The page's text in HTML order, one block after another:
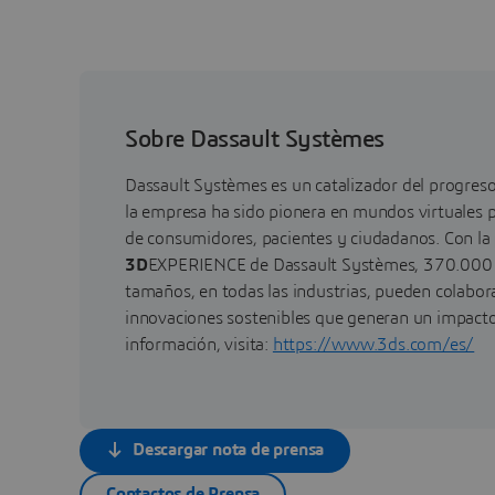
Sobre Dassault Systèmes
Dassault Systèmes es un catalizador del
la empresa ha sido pionera en mundos virtuales
de consumidores, pacientes y ciudadanos. Con
3DEXPERIENCE de Dassault Systèmes,
tamaños, en todas las industrias, pueden
innovaciones sostenibles que generan un
información, visita: https://www.3ds.com/es/
Descargar nota de prensa